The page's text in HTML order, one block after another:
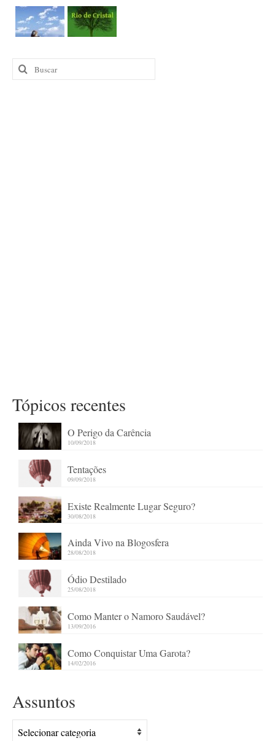
Buscar
por:
Tópicos recentes
O Perigo da Carência
10/09/2018
Tentações
09/09/2018
Existe Realmente Lugar Seguro?
30/08/2018
Ainda Vivo na Blogosfera
28/08/2018
Ódio Destilado
25/08/2018
Como Manter o Namoro Saudável?
13/09/2016
Como Conquistar Uma Garota?
14/02/2016
Assuntos
Assuntos